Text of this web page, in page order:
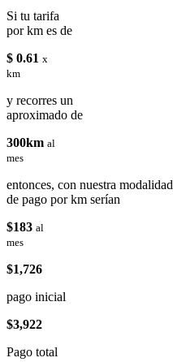
Si tu tarifa
por km es de
$ 0.61 x
km
y recorres un
aproximado de
300km al
mes
entonces, con nuestra modalidad
de pago por km serían
$183 al
mes
$1,726
pago inicial
$3,922
Pago total